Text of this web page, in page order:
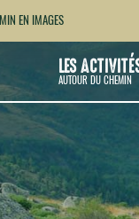
EN IMAGES
LES
AUTOUR DU CHEMIN